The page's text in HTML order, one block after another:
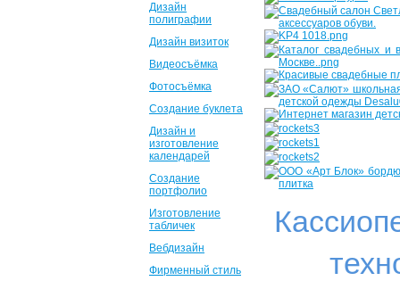
Дизайн
полиграфии
Дизайн визиток
Видеосъёмка
Фотосъёмка
Создание буклета
Дизайн и
изготовление
календарей
Создание
портфолио
Изготовление
табличек
Вебдизайн
Фирменный стиль